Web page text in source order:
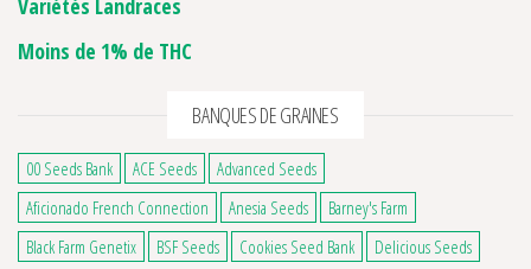
Variétés Landraces
Moins de 1% de THC
BANQUES DE GRAINES
00 Seeds Bank ACE Seeds
Advanced Seeds
Aficionado French Connection
Anesia Seeds
Barney's Farm
Black Farm Genetix
BSF Seeds Cookies Seed Bank
Delicious Seeds